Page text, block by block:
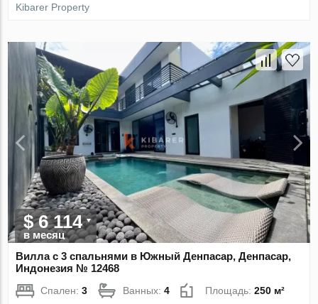
Kibarer Property
$ 6 114
в месяц
Вилла с 3 спальнями в Южный Денпасар, Денпасар,
Индонезия № 12468
Спален:3 Ванных:4 Площадь:250 м²